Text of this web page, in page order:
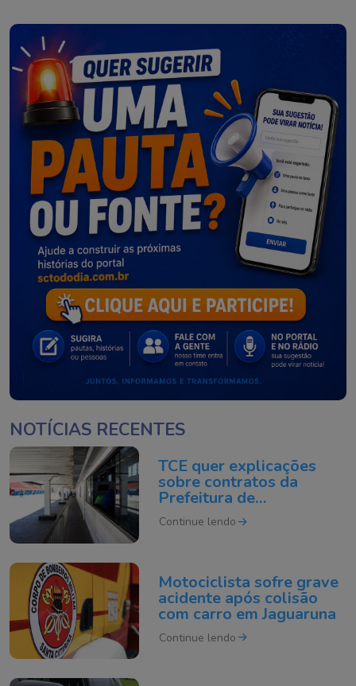
NOTÍCIAS RECENTES
TCE quer explicações
sobre contratos da
Prefeitura de
Florianópolis
investigados após
Continue lendo
Motociclista sofre grave
acidente após colisão
com carro em Jaguaruna
Continue lendo